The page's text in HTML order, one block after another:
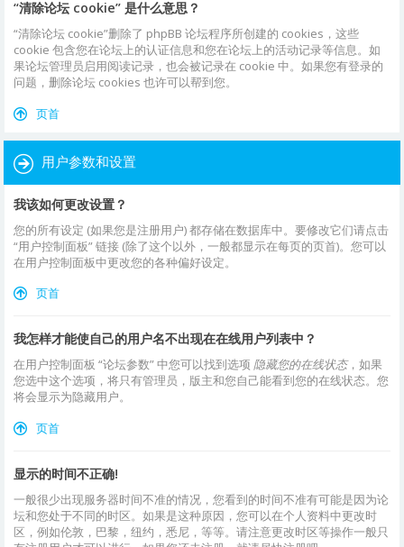
“清除论坛 cookie” 是什么意思？
“清除论坛 cookie”删除了 phpBB 论坛程序所创建的 cookies，这些
cookie 包含您在论坛上的认证信息和您在论坛上的活动记录等信息。如
果论坛管理员启用阅读记录，也会被记录在 cookie 中。如果您有登录的
问题，删除论坛 cookies 也许可以帮到您。
页首
用户参数和设置
我该如何更改设置？
您的所有设定 (如果您是注册用户) 都存储在数据库中。要修改它们请点击
“用户控制面板” 链接 (除了这个以外，一般都显示在每页的页首)。您可以
在用户控制面板中更改您的各种偏好设定。
页首
我怎样才能使自己的用户名不出现在在线用户列表中？
在用户控制面板 “论坛参数” 中您可以找到选项 隐藏您的在线状态，如果
您选中这个选项，将只有管理员，版主和您自己能看到您的在线状态。您
将会显示为隐藏用户。
页首
显示的时间不正确!
一般很少出现服务器时间不准的情况，您看到的时间不准有可能是因为论
坛和您处于不同的时区。如果是这种原因，您可以在个人资料中更改时
区，例如伦敦，巴黎，纽约，悉尼，等等。请注意更改时区等操作一般只